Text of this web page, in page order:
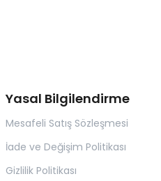
Yasal Bilgilendirme
Mesafeli Satış Sözleşmesi
İade ve Değişim Politikası
Gizlilik Politikası